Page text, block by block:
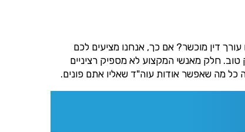
דין מוכשר? אם כך, אנחנו מציעים לכם
חלק מאנשי המקצוע לא מספיק רציניים
כל מה שאפשר אודות עוה"ד שאליו אתם פונים.